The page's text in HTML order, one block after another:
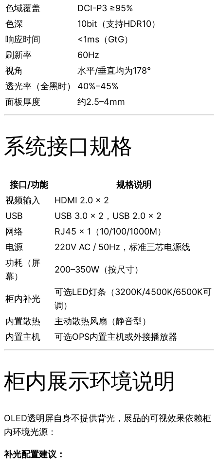
色域覆盖
DCI-P3 ≥95%
色深
10bit（支持HDR10）
响应时间
<1ms（GtG）
刷新率
60Hz
视角
水平/垂直均为178°
透光率（全黑时）
40%–45%
面板厚度
约2.5–4mm
系统接口规格
接口/功能
规格说明
视频输入
HDMI 2.0 × 2
USB
USB 3.0 × 2，USB 2.0 × 2
网络
RJ45 × 1（10/100/1000M）
电源
220V AC / 50Hz，标准三芯电源线
功耗（屏
幕）
200–350W（按尺寸）
柜内补光
可选LED灯条（3200K/4500K/6500K可
调）
内置散热
主动散热风扇（静音型）
内置主机
可选OPS内置主机或外接播放器
柜内展示环境说明
OLED透明屏自身不提供背光，展品的可视效果依赖柜
内环境光源：
补光配置建议：